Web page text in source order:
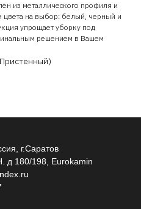
из металлического профиля и
цвета на выбор: белый, черный и
упрощает уборку под
решением в Вашем
г.Саратов
д 180/198, Eurokamin